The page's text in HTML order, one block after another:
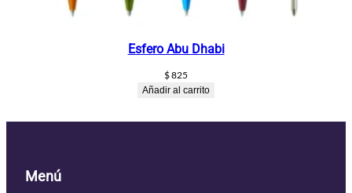
Esfero Abu Dhabi
$825
Añadir al carrito
Menú